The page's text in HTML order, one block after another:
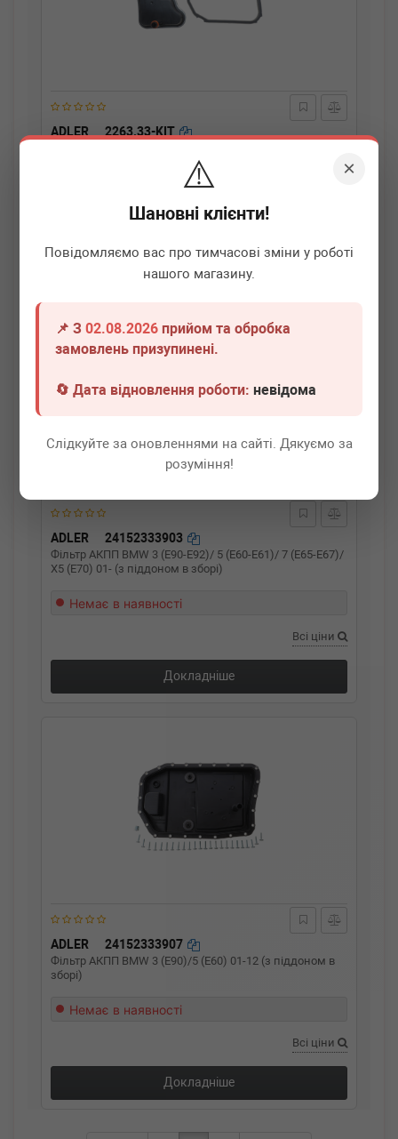
×
⚠️
Шановні клієнти!
Повідомляємо вас про тимчасові зміни у роботі
нашого магазину.
📌 З02.08.2026 прийом та обробка
замовлень призупинені.
🔄 Дата відновлення роботи:невідома
Слідкуйте за оновленнями на сайті. Дякуємо за
розуміння!
ADLER 2263.33-KIT
206/207/307/405/406/806/807/ Citroen C2/C3/C4/C5/C8
В кошик
ADLER 24152333903
Фільтр АКПП BMW 3 (E90-E92)/ 5 (E60-E61)/ 7 (E65-E67)/
X5 (E70) 01- (з піддоном в зборі)
Немає в наявності
Всі ціни
Докладніше
ADLER 24152333907
Фільтр АКПП BMW 3 (E90)/5 (E60) 01-12 (з піддоном в
зборі)
Немає в наявності
Всі ціни
Докладніше